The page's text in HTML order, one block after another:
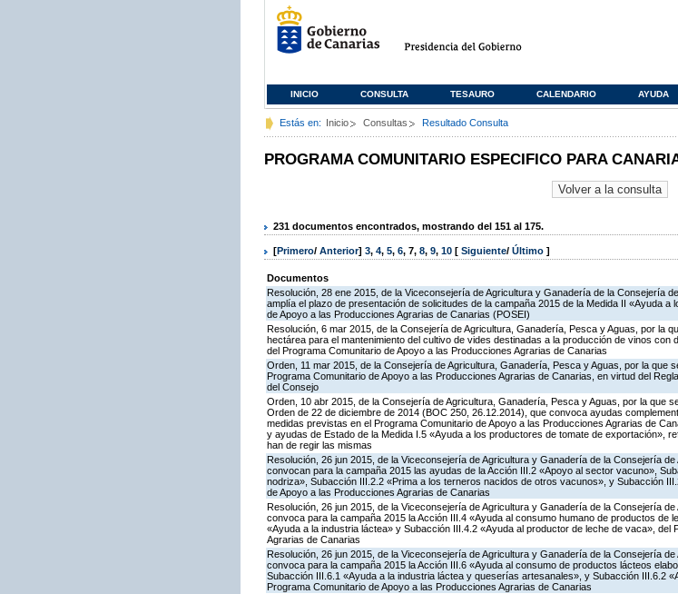
INICIO CONSULTA TESAURO CALENDARIO AYUDA
Estás en: Inicio Consultas Resultado Consulta
PROGRAMA COMUNITARIO ESPECIFICO PARA
231 documentos encontrados, mostrando del 151 al 175.
[Primero/ Anterior] 3, 4, 5, 6, 7, 8, 9, 10 [ Siguiente/ Último ]
Documentos
Resolución, 28 ene 2015, de la Viceconsejería de Agricultura y Ganadería de la Consejería
amplía el plazo de presentación de solicitudes de la campaña 2015 de la Medida II «Ayuda
de Apoyo a las Producciones Agrarias de Canarias (POSEI)
Resolución, 6 mar 2015, de la Consejería de Agricultura, Ganadería, Pesca y Aguas, por la
hectárea para el mantenimiento del cultivo de vides destinadas a la producción de vinos con
del Programa Comunitario de Apoyo a las Producciones Agrarias de Canarias
Orden, 11 mar 2015, de la Consejería de Agricultura, Ganadería, Pesca y Aguas, por la que
Programa Comunitario de Apoyo a las Producciones Agrarias de Canarias, en virtud del
del Consejo
Orden, 10 abr 2015, de la Consejería de Agricultura, Ganadería, Pesca y Aguas, por la que
Orden de 22 de diciembre de 2014 (BOC 250, 26.12.2014), que convoca ayudas
medidas previstas en el Programa Comunitario de Apoyo a las Producciones Agrarias de
y ayudas de Estado de la Medida I.5 «Ayuda a los productores de tomate de exportación»,
han de regir las mismas
Resolución, 26 jun 2015, de la Viceconsejería de Agricultura y Ganadería de la Consejería
convocan para la campaña 2015 las ayudas de la Acción III.2 «Apoyo al sector vacuno»,
nodriza», Subacción III.2.2 «Prima a los terneros nacidos de otros vacunos», y Subacción
de Apoyo a las Producciones Agrarias de Canarias
Resolución, 26 jun 2015, de la Viceconsejería de Agricultura y Ganadería de la Consejería
convoca para la campaña 2015 la Acción III.4 «Ayuda al consumo humano de productos de
«Ayuda a la industria láctea» y Subacción III.4.2 «Ayuda al productor de leche de vaca», del
Agrarias de Canarias
Resolución, 26 jun 2015, de la Viceconsejería de Agricultura y Ganadería de la Consejería
convoca para la campaña 2015 la Acción III.6 «Ayuda al consumo de productos lácteos
Subacción III.6.1 «Ayuda a la industria láctea y queserías artesanales», y Subacción III.6.2
Programa Comunitario de Apoyo a las Producciones Agrarias de Canarias